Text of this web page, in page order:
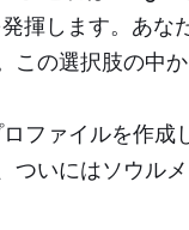
揮します。あ
の選択肢の中
ファイルを作
いにはソウル